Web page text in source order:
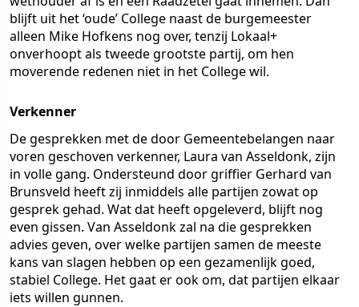
blijft uit het ‘oude’ College naast de burgemeester
alleen Mike Hofkens nog over, tenzij Lokaal+
onverhoopt als tweede grootste partij, om hen
moverende redenen niet in het College wil.
Verkenner
De gesprekken met de door Gemeentebelangen naar
voren geschoven verkenner, Laura van Asseldonk, zijn
in volle gang. Ondersteund door griffier Gerhard van
Brunsveld heeft zij inmiddels alle partijen zowat op
gesprek gehad. Wat dat heeft opgeleverd, blijft nog
even gissen. Van Asseldonk zal na die gesprekken
advies geven, over welke partijen samen de meeste
kans van slagen hebben op een gezamenlijk goed,
stabiel College. Het gaat er ook om, dat partijen elkaar
iets willen gunnen.